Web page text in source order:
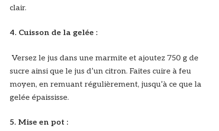
clair.
4. Cuisson de la gelée :
Versez le jus dans une marmite et ajoutez 750 g de
sucre ainsi que le jus d’un citron. Faites cuire à feu
moyen, en remuant régulièrement, jusqu’à ce que la
gelée épaississe.
5. Mise en pot :